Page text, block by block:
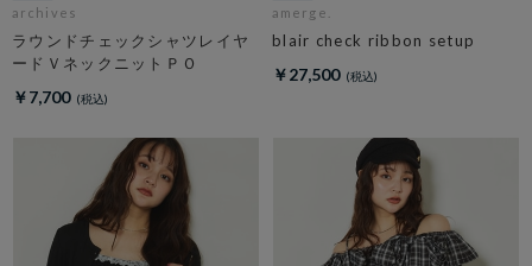
archives
ラウンドチェックシャツレイヤ
ードＶネックニットＰＯ
￥7,700
amerge.
blair check ribbon setup
￥27,500